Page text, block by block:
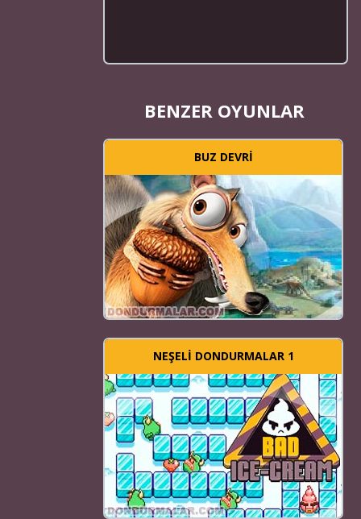
BENZER OYUNLAR
BUZ DEVRI
NEŞELI DONDURMALAR 1